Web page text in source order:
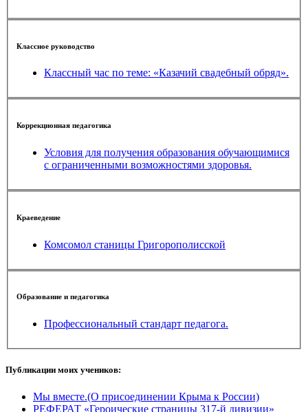
Классное руководство
Классный час по теме: «Казачий свадебный обряд».
Коррекционная педагогика
Условия для получения образования обучающимися
с ограниченными возможностями здоровья.
Краеведение
Комсомол станицы Григорополисской
Образование и педагогика
Профессиональный стандарт педагога.
Публикации моих учеников:
Мы вместе.(О присоединении Крыма к России)
РЕФЕРАТ «Героические страницы 317-й дивизии»